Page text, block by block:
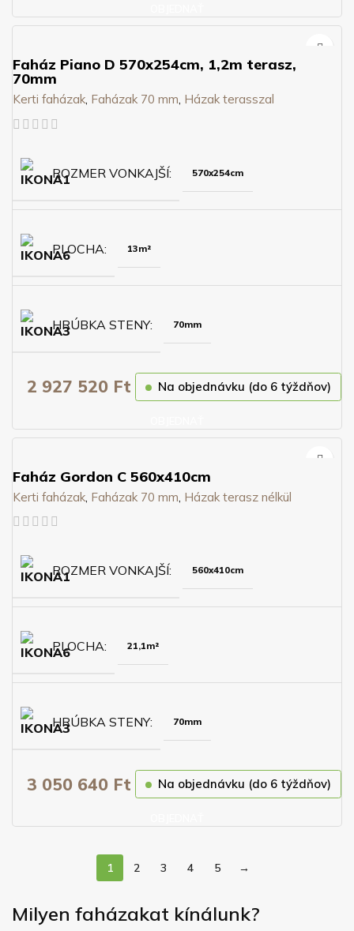
Faház Piano D 570x254cm, 1,2m terasz,
70mm
Kerti faházak, Faházak 70 mm, Házak terasszal
ROZMER VONKAJŠÍ 570x254cm
PLOCHA 13m²
HRÚBKA STENY 70mm
2 927 520 Ft Na objednávku (do 6 týždňov)
Faház Gordon C 560x410cm
Kerti faházak Faházak 70 mm Házak terasz nélkül
ROZMER VONKAJŠÍ 560x410cm
PLOCHA 21,1m²
HRÚBKA STENY 70mm
3 050 640 Ft Na objednávku (do 6 týždňov)
1 2 3 4 5 →
Milyen faházakat kínálunk?